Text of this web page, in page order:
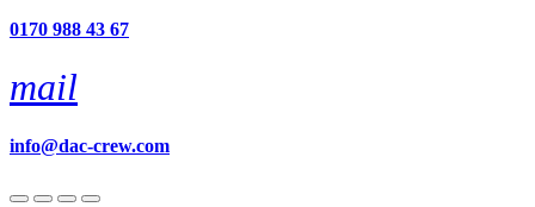
0170 988 43 67
mail
info@dac-crew.com